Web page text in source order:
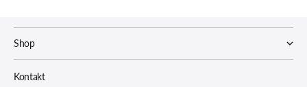
Shop
Kontakt